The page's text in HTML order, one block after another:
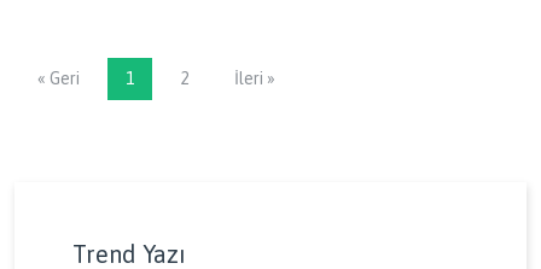
« Geri 1 2 İleri »
Trend Yazı